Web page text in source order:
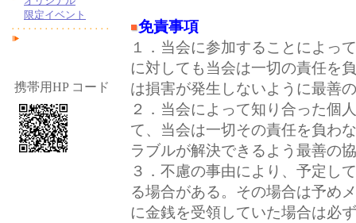
限定イベント
携帯用HP コード
免責事項
１．当会に参加することによっ
に対しても当会は一切の責任を
は損害が発生しないように最善
２．当会によって知り合った個
て、当会は一切その責任を負わ
ラブルが解決できるよう最善の
３．不慮の事由により、予定し
る場合がある。その場合は予め
に金銭を受領していた場合は必